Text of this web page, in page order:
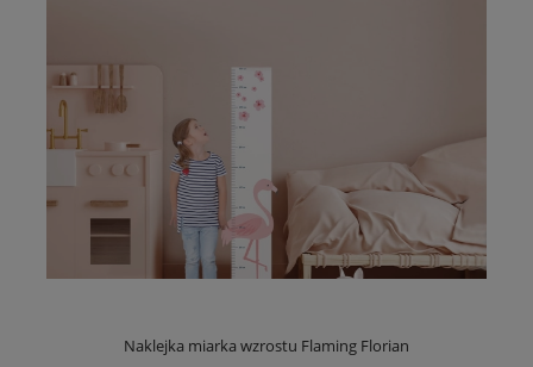
Naklejka miarka wzrostu Flaming Florian